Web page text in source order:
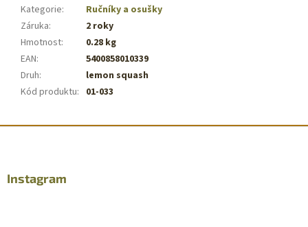
Kategorie:
Ručníky a osušky
Záruka:
2 roky
Hmotnost:
0.28 kg
EAN:
5400858010339
Druh:
lemon squash
Kód produktu: 01-033
Instagram